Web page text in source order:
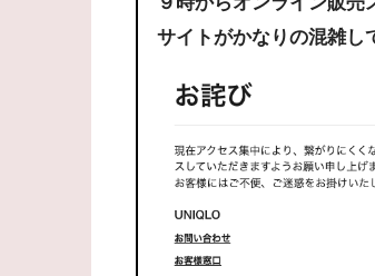
サイトがかなりの混雑し